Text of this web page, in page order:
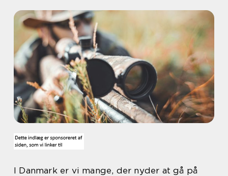
I Danmark er vi mange, der nyder at gå på